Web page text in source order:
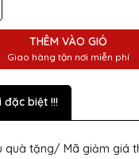
THÊM VÀO GIỎ
Giao hàng tận nơi miễn phí
đặc biệt !!!
quà tặng/ Mã giảm giá